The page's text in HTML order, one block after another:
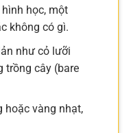
học, một
không có gì.
như cỏ lưỡi
trồng cây (bare
hoặc vàng nhạt,